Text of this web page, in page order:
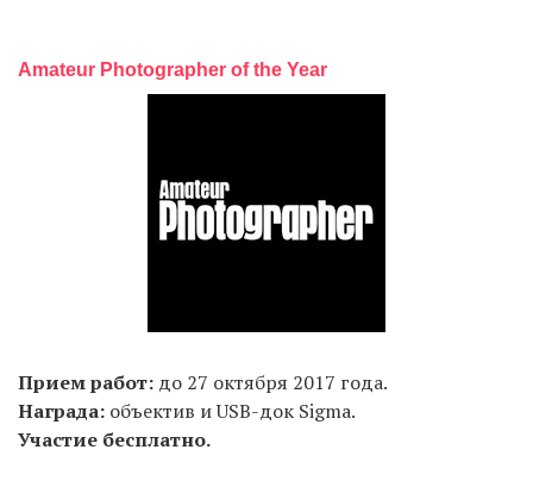
Amateur Photographer of the Year
Прием работ: до 27 октября 2017 года.
Награда: объектив и USB-док Sigma.
Участие бесплатно.